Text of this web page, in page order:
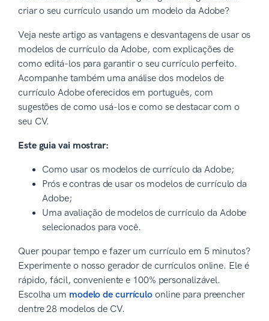
criar o seu currículo usando um modelo da Adobe?
Veja neste artigo as vantagens e desvantagens de usar os
modelos de currículo da Adobe, com explicações de
como editá-los para garantir o seu currículo perfeito.
Acompanhe também uma análise dos modelos de
currículo Adobe oferecidos em português, com
sugestões de como usá-los e como se destacar com o
seu CV.
Este guia vai mostrar:
Como usar os modelos de currículo da Adobe;
Prós e contras de usar os modelos de currículo da
Adobe;
Uma avaliação de modelos de currículo da Adobe
selecionados para você.
Quer poupar tempo e fazer um currículo em 5 minutos?
Experimente o nosso gerador de currículos online. Ele é
rápido, fácil, conveniente e 100% personalizável.
Escolha um modelo de currículo online para preencher
dentre 28 modelos de CV.